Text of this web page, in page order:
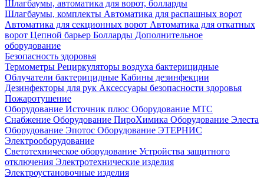
Шлагбаумы, автоматика для ворот, болларды
Шлагбаумы, комплекты Автоматика для распашных ворот
Автоматика для секционных ворот Автоматика для откатных
ворот Цепной барьер Болларды Дополнительное
оборудование
Безопасность здоровья
Термометры Рециркуляторы воздуха бактерицидные
Облучатели бактерицидные Кабины дезинфекции
Дезинфекторы для рук Аксессуары безопасности здоровья
Пожаротушение
Оборудование Источник плюс Оборудование МТС
Снабжение Оборудование ПироХимика Оборудование Элеста
Оборудование Эпотос Оборудование ЭТЕРНИС
Электрооборудование
Светотехническое оборудование Устройства защитного
отключения Электротехнические изделия
Электроустановочные изделия